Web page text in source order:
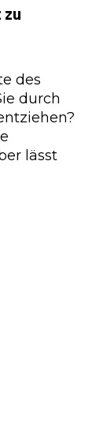
des
durch
lässt